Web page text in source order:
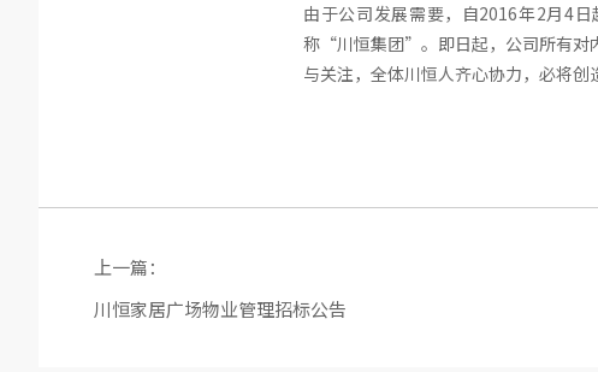
由于公司发展需要，自2016年2月4
称“川恒集团”。即日起，公司所有对
与关注，全体川恒人齐心协力，必将创
上一篇：
川恒家居广场物业管理招标公告